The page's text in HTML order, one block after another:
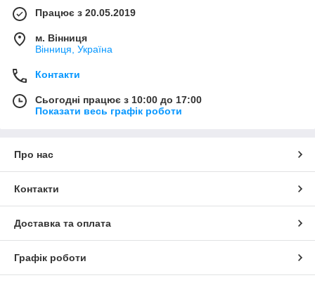
Працює з 20.05.2019
м. Вінниця
Вінниця, Україна
Контакти
Сьогодні працює з 10:00 до 17:00
Показати весь графік роботи
Про нас
Контакти
Доставка та оплата
Графік роботи